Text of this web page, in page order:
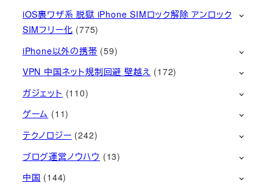
iOS裏ワザ系 脱獄 iPhone SIMロック解除 アンロック
SIMフリー化 (775)
iPhone以外の携帯 (59)
VPN 中国ネット規制回避 壁越え (172)
ガジェット (110)
ゲーム (11)
テクノロジー (242)
ブログ運営ノウハウ (13)
中国 (144)